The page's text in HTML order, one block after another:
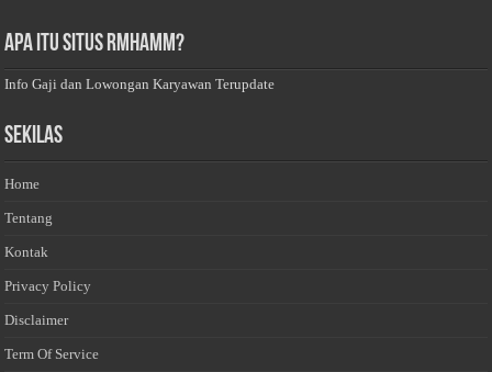
Apa Itu Situs Rmhamm?
Info Gaji dan Lowongan Karyawan Terupdate
Sekilas
Home
Tentang
Kontak
Privacy Policy
Disclaimer
Term Of Service